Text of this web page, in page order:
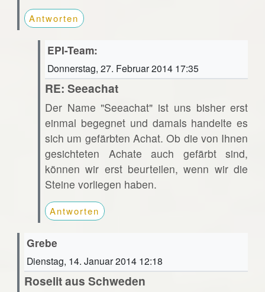
Antworten
EPI-Team:
Donnerstag, 27. Februar 2014 17:35
RE: Seeachat
Der Name "Seeachat" ist uns bisher erst
einmal begegnet und damals handelte es
sich um gefärbten Achat. Ob die von Ihnen
gesichteten Achate auch gefärbt sind,
können wir erst beurteilen, wenn wir die
Steine vorliegen haben.
Antworten
Grebe
Dienstag, 14. Januar 2014 12:18
Roselit aus Schweden